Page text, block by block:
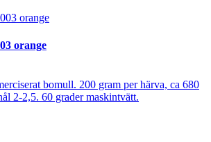
orange
bomull. 200 gram per härva, ca 680
2-2,5. 60 grader maskintvätt.